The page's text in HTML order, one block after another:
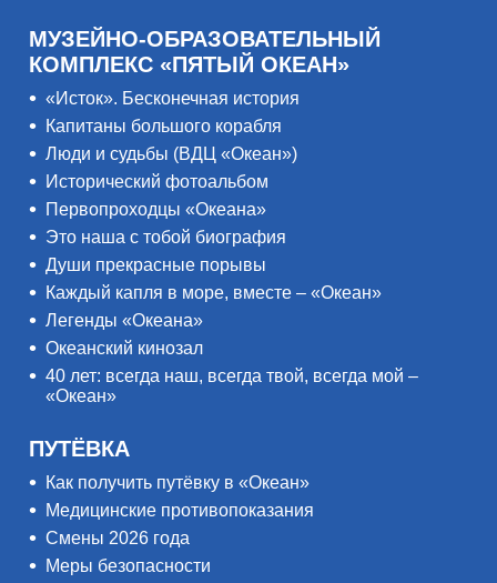
МУЗЕЙНО-ОБРАЗОВАТЕЛЬНЫЙ
КОМПЛЕКС «ПЯТЫЙ ОКЕАН»
«Исток». Бесконечная история
Капитаны большого корабля
Люди и судьбы (ВДЦ «Океан»)
Исторический фотоальбом
Первопроходцы «Океана»
Это наша с тобой биография
Души прекрасные порывы
Каждый капля в море, вместе – «Океан»
Легенды «Океана»
Океанский кинозал
40 лет: всегда наш, всегда твой, всегда мой –
«Океан»
ПУТЁВКА
Как получить путёвку в «Океан»
Медицинские противопоказания
Смены 2026 года
Меры безопасности